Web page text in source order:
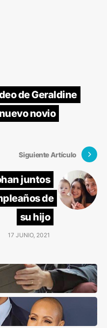
de Geraldine
novio
Siguiente Artículo
juntos
de
su hijo
17 JUNIO, 2021